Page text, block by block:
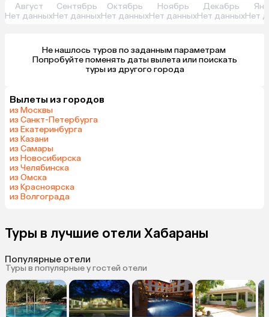
Август
Нет данных
Сентябрь
Нет данных
Октябрь
Нет данных
Ноябрь
Нет данных
Декабрь
Нет данныхНет
Не нашлось туров по заданным параметрам
туры из другого города
Вылеты из городов
из Москвы
из Санкт-Петербурга
из Екатеринбурга
из Казани
из Самары
из Новосибирска
из Челябинска
из Омска
из Красноярска
из Волгограда
Туры в лучшие отели Хабараны
Популярные отели
Туры в популярные у гостей отели